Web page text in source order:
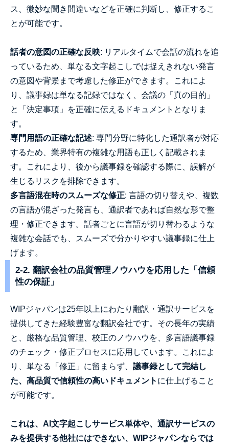
ス、微妙な聞き間違いなどを正確に判断し、修正するこ
とが可能です。
話者の意図の正確な反映: リアルタイムで会話の流れを追
っているため、単なる文字起こしでは捉えきれない発言
の意図や背景まで考慮した修正ができます。これによ
り、議事録は単なる記録ではなく、会議の「真の目的」
と「決定事項」を正確に伝えるドキュメントとなりま
す。
専門用語の正確な記述: 専門分野に特化した通訳者が対応
するため、業界特有の複雑な用語も正しく記載されま
す。これにより、後から議事録を確認する際に、誤解が
生じるリスクを排除できます。
多言語混在時のスムーズな修正: 言語の切り替えや、複数
の言語が混ざった発言も、通訳者であれば自然な形で整
理・修正できます。話者ごとに言語が切り替わるような
複雑な会話でも、スムーズで分かりやすい議事録に仕上
げます。
2-2. 翻訳会社の品質管理ノウハウを応用した「信頼
性の保証」
WIPジャパンは25年以上にわたり翻訳・通訳サービスを
提供してきた経験豊富な翻訳会社です。その長年の実績
と、厳格な品質管理、校正のノウハウを、多言語議事録
のチェック・修正プロセスに応用しています。これによ
り、単なる「修正」に留まらず、 議事録として完結し
た、高品質で信頼性の高いドキュメント に仕上げること
が可能です。
これは、AI文字起こしサービス単体や、通訳サービスの
みを提供する他社にはできない、WIPジャパンならでは